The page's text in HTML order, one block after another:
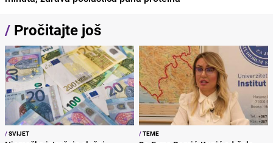
/ Pročitajte još
/SVIJET /TEME